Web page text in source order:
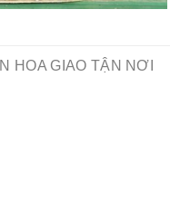
HOA GIAO TẬN NƠI